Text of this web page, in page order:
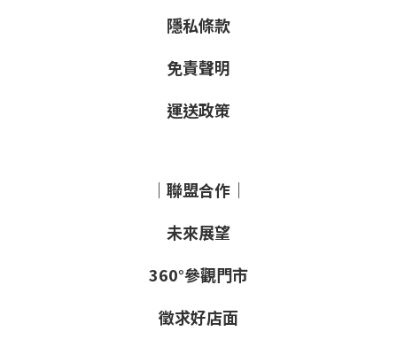
隱私條款
免責聲明
運送政策
｜聯盟合作｜
未來展望
360°參觀門市
徵求好店面